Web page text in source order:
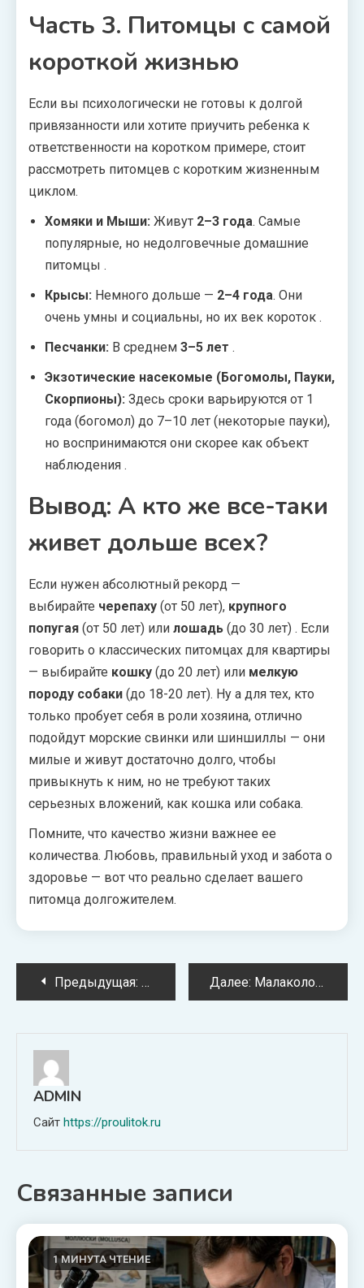
Часть 3. Питомцы с самой
короткой жизнью
Если вы психологически не готовы к долгой
привязанности или хотите приучить ребенка к
ответственности на коротком примере, стоит
рассмотреть питомцев с коротким жизненным
циклом.
Хомяки и Мыши: Живут 2–3 года. Самые
популярные, но недолговечные домашние
питомцы .
Крысы: Немного дольше — 2–4 года. Они
очень умны и социальны, но их век короток .
Песчанки: В среднем 3–5 лет .
Экзотические насекомые (Богомолы, Пауки,
Скорпионы): Здесь сроки варьируются от 1
года (богомол) до 7–10 лет (некоторые пауки),
но воспринимаются они скорее как объект
наблюдения .
Вывод: А кто же все-таки
живет дольше всех?
Если нужен абсолютный рекорд —
выбирайте черепаху (от 50 лет), крупного
попугая (от 50 лет) или лошадь (до 30 лет) . Если
говорить о классических питомцах для квартиры
— выбирайте кошку (до 20 лет) или мелкую
породу собаки (до 18-20 лет). Ну а для тех, кто
только пробует себя в роли хозяина, отлично
подойдут морские свинки или шиншиллы — они
милые и живут достаточно долго, чтобы
привыкнуть к ним, но не требуют таких
серьезных вложений, как кошка или собака.
Помните, что качество жизни важнее ее
количества. Любовь, правильный уход и забота о
здоровье — вот что реально сделает вашего
питомца долгожителем.
Навигация
записям
Предыдущая: Топливная карта для бизнеса: как
Далее: Малакологи: кто изучает улиток, чем занимаются эти ученые и какие открытия меняют современную науку
ADMIN
Сайт https://proulitok.ru
Связанные записи
1 МИНУТА ЧТЕНИЕ